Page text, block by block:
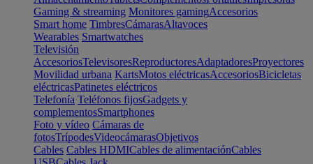
Gaming & streaming Monitores gamingAccesorios
Smart home TimbresCámarasAltavoces
Wearables Smartwatches
Televisión
AccesoriosTelevisoresReproductoresAdaptadoresProyectores
Movilidad urbana KartsMotos eléctricasAccesoriosBicicletas
eléctricasPatinetes eléctricos
Telefonía Teléfonos fijosGadgets y
complementosSmartphones
Foto y vídeo Cámaras de
fotosTrípodesVideocámarasObjetivos
Cables Cables HDMICables de alimentaciónCables